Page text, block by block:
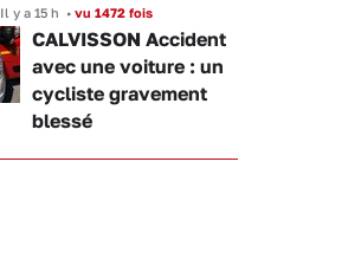
Il y a 15 h • vu 1472 fois
CALVISSON Accident
avec une voiture : un
cycliste gravement
blessé